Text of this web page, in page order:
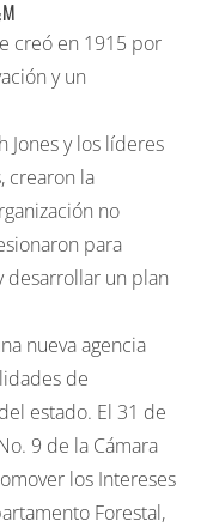
creó en 1915 por
y un
Jonesy los líderes
crearon la
no
para
desarrollar un plan
nueva agencia
de
estado. El 31 de
9 de la Cámara
los Intereses
Forestal,